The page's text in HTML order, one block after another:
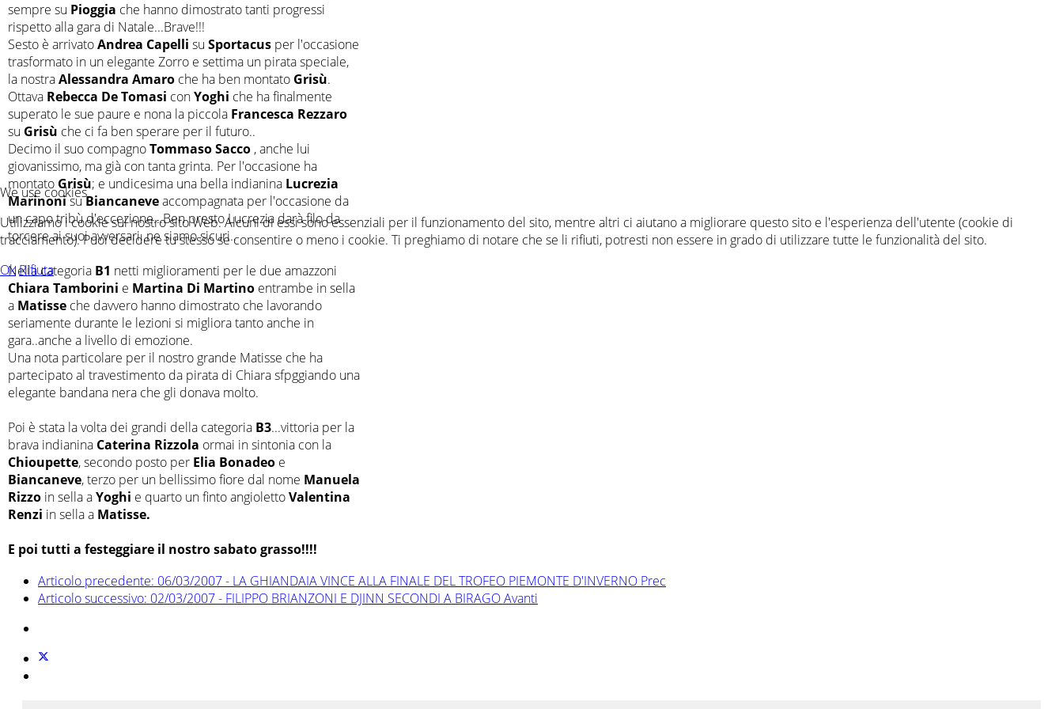
sempre su Pioggia che hanno dimostrato tanti progressi
rispetto alla gara di Natale...Brave!!!
Sesto è arrivatoAndrea Capelli su Sportacus per l'occasione
trasformato in un elegante Zorro e settima un pirata speciale,
la nostraAlessandra Amaro che ha ben montato Grisù.
Ottava Rebecca De Tomasi conYoghi che ha finalmente
superato le sue paure e nona la piccola Francesca Rezzaro
su Grisù che ci fa ben sperare per il futuro..
Decimo il suo compagnoTommaso Sacco , anche lui
giovanissimo, ma già con tanta grinta. Per l'occasione ha
montato Grisù; e undicesima una bella indianina Lucrezia
MarinonisuBiancaneveaccompagnata per l'occasione da
un capo tribù d'eccezione...Ben presto Lucrezia darà filo da
torcere ai suoi avversari..ne siamo sicuri..
Nella categoria B1 netti miglioramenti per le due amazzoni
Chiara Tamborini e Martina Di Martino entrambe in sella
a Matisse che davvero hanno dimostrato che lavorando
seriamente durante le lezioni si migliora tanto anche in
gara..anche a livello di emozione.
Una nota particolare per il nostro grande Matisse che ha
partecipato al travestimento da pirata di Chiara sfpggiando una
elegante bandana nera che gli donava molto.
Poi è stata la volta dei grandi della categoria B3...vittoria per la
brava indianina Caterina Rizzola ormai in sintonia con la
Chioupette, secondo posto per Elia Bonadeo e
Biancaneve, terzo per un bellissimo fiore dal nome Manuela
Rizzo in sella aYoghi e quarto un finto angiolettoValentina
Renzi in sella a Matisse.
E poi tutti a festeggiare il nostro sabato grasso!!!!
Articolo precedente: 06/03/2007 - LA GHIANDAIA VINCE ALLA FINALE DEL TROFEO PIEMONTE D'INVERNO Prec
Articolo successivo: 02/03/2007 - FILIPPO BRIANZONI E DJINN SECONDI A BIRAGOAvanti
We use cookies
Utilizziamo i cookie sul nostro sito Web. Alcuni di essi sono essenziali per il funzionamento del sito, mentre altri ci aiutano a migliorare questo sito e l'esperienza dell'utente (cookie di
tracciamento). Puoi decidere tu stesso se consentire o meno i cookie. Ti preghiamo di notare che se li rifiuti, potresti non essere in grado di utilizzare tutte le funzionalità del sito.
OkRifiuta